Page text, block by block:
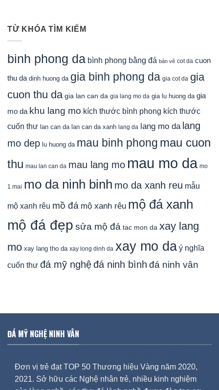
TỪ KHÓA TÌM KIẾM
binh phong da bình phong bằng đá bản vẽ cot da cuon
thu da dinh huong da gia binh phong da gia cot da gia
cuon thu da gia lan can da gia lang mo da gia lu huong da gia
mo da khu lang mo kích thước bình phong kích thước
cuốn thư lan can da lan can da xanh lang da lang mo da lang
mo dep lu huong da mau binh phong mau cuon
thu mau lan can da mau lang mo mau mo da mo
1 mai mo da ninh binh mo da xanh reu mẫu
mộ xanh rêu mồ đá mộ xanh rêu mộ đá xanh
mộ đá đẹp sửa mộ đá tac mon da xay lang
mo xay lang tho da xay long dinh da xay mo da ý nghĩa
cuốn thư đá mỹ nghệđá ninh bình đá ninh vân
ĐÁ MỸ NGHỆ NINH VÂN
Đơn vị trẻ đạt TOP 50 Thương hiệu Vàng năm 2020,
2021. Sở hữu các Nghệ nhân trẻ, nhiều kinh nghiệm